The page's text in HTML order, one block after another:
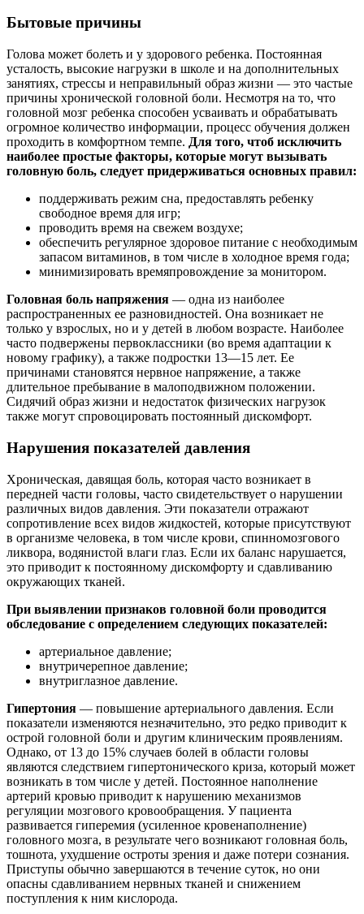
Бытовые причины
Голова может болеть и у здорового ребенка. Постоянная
усталость, высокие нагрузки в школе и на дополнительных
занятиях, стрессы и неправильный образ жизни — это частые
причины хронической головной боли. Несмотря на то, что
головной мозг ребенка способен усваивать и обрабатывать
огромное количество информации, процесс обучения должен
проходить в комфортном темпе. Для того, чтоб исключить
наиболее простые факторы, которые могут вызывать
головную боль, следует придерживаться основных правил:
поддерживать режим сна, предоставлять ребенку
свободное время для игр;
проводить время на свежем воздухе;
обеспечить регулярное здоровое питание с необходимым
запасом витаминов, в том числе в холодное время года;
минимизировать времяпровождение за монитором.
Головная боль напряжения — одна из наиболее
распространенных ее разновидностей. Она возникает не
только у взрослых, но и у детей в любом возрасте. Наиболее
часто подвержены первоклассники (во время адаптации к
новому графику), а также подростки 13—15 лет. Ее
причинами становятся нервное напряжение, а также
длительное пребывание в малоподвижном положении.
Сидячий образ жизни и недостаток физических нагрузок
также могут спровоцировать постоянный дискомфорт.
Нарушения показателей давления
Хроническая, давящая боль, которая часто возникает в
передней части головы, часто свидетельствует о нарушении
различных видов давления. Эти показатели отражают
сопротивление всех видов жидкостей, которые присутствуют
в организме человека, в том числе крови, спинномозгового
ликвора, водянистой влаги глаз. Если их баланс нарушается,
это приводит к постоянному дискомфорту и сдавливанию
окружающих тканей.
При выявлении признаков головной боли проводится
обследование с определением следующих показателей:
артериальное давление;
внутричерепное давление;
внутриглазное давление.
Гипертония — повышение артериального давления. Если
показатели изменяются незначительно, это редко приводит к
острой головной боли и другим клиническим проявлениям.
Однако, от 13 до 15% случаев болей в области головы
являются следствием гипертонического криза, который может
возникать в том числе у детей. Постоянное наполнение
артерий кровью приводит к нарушению механизмов
регуляции мозгового кровообращения. У пациента
развивается гиперемия (усиленное кровенаполнение)
головного мозга, в результате чего возникают головная боль,
тошнота, ухудшение остроты зрения и даже потери сознания.
Приступы обычно завершаются в течение суток, но они
опасны сдавливанием нервных тканей и снижением
поступления к ним кислорода.